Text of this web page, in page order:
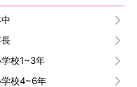
校1~3年
校4~6年